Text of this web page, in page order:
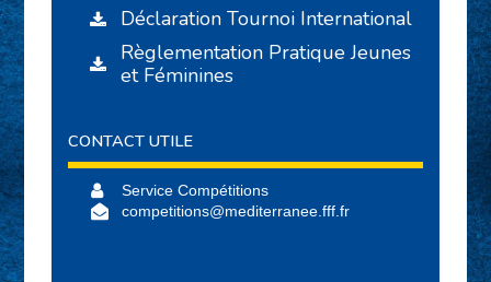
Déclaration Tournoi International
Règlementation Pratique Jeunes
et Féminines
CONTACT UTILE
Service Compétitions
competitions@mediterranee.fff.fr